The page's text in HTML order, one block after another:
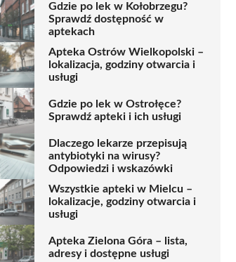
Gdzie po lek w Kołobrzegu?
Sprawdź dostępność w
aptekach
Apteka Ostrów Wielkopolski –
lokalizacja, godziny otwarcia i
usługi
Gdzie po lek w Ostrołęce?
Sprawdź apteki i ich usługi
Dlaczego lekarze przepisują
antybiotyki na wirusy?
Odpowiedzi i wskazówki
Wszystkie apteki w Mielcu –
lokalizacje, godziny otwarcia i
usługi
Apteka Zielona Góra – lista,
adresy i dostępne usługi